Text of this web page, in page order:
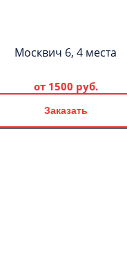
Москвич 6, 4 места
от 1500 руб.
Заказать